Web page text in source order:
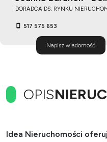
DORADCA DS. RYNKU
517 575 653
Napisz wiadomość
OPIS
Idea Nieruchomości